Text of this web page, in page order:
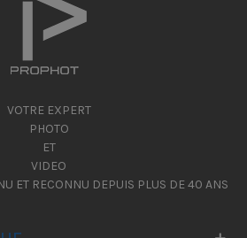
VOTRE EXPERT
PHOTO
ET
VIDEO
ET RECONNU DEPUIS PLUS DE 40 ANS